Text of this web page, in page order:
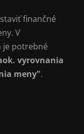
finančné
V
je potrebné
vyrovnania
meny".